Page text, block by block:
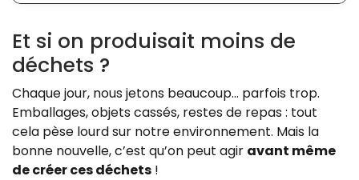
Et si on produisait moins de
déchets ?
Chaque jour, nous jetons beaucoup… parfois trop.
Emballages, objets cassés, restes de repas : tout
cela pèse lourd sur notre environnement. Mais la
bonne nouvelle, c’est qu’on peut agir avant même
de créer ces déchets !